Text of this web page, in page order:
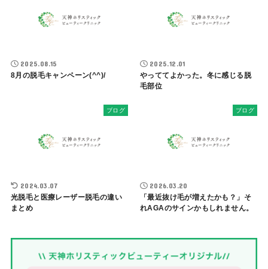
2025.08.15
8月の脱毛キャンペーン(^^)/
2025.12.01
やっててよかった。冬に感じる脱
毛部位
ブログ
2024.03.07
光脱毛と医療レーザー脱毛の違い
まとめ
ブログ
2026.03.20
「最近抜け毛が増えたかも？」そ
れAGAのサインかもしれません。